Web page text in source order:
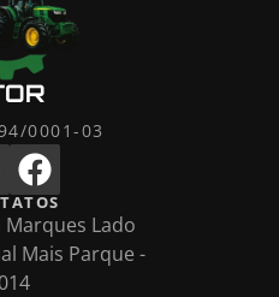
0001-03
Marques Lado
Mais Parque -